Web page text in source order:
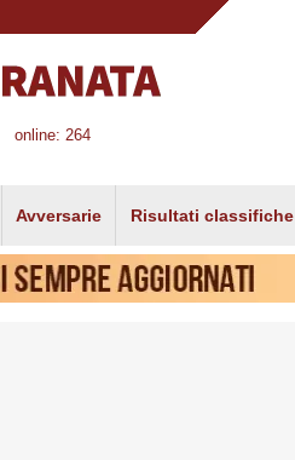
online: 264
Avversarie Risultati classifiche